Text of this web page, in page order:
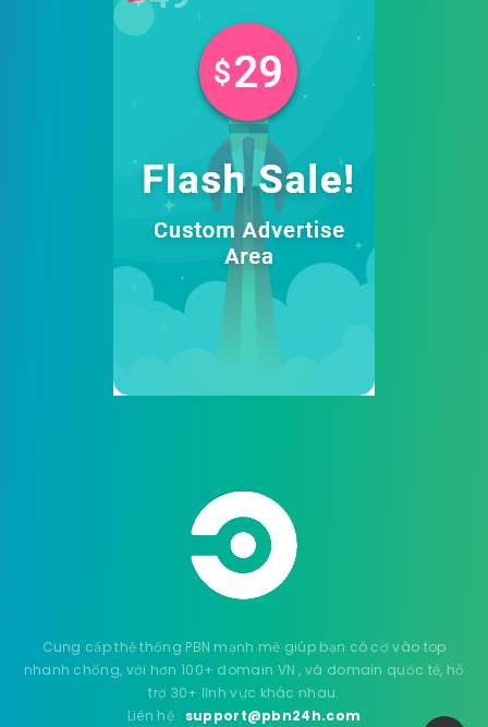
Cung cấp thệ thống PBN mạnh mẽ giúp bạn có cơ vào top
nhanh chống, với hơn 100+ domain VN , và domain quốc tế, hỗ
trợ 30+ lĩnh vực khác nhau.
Liên hệ : support@pbn24h.com